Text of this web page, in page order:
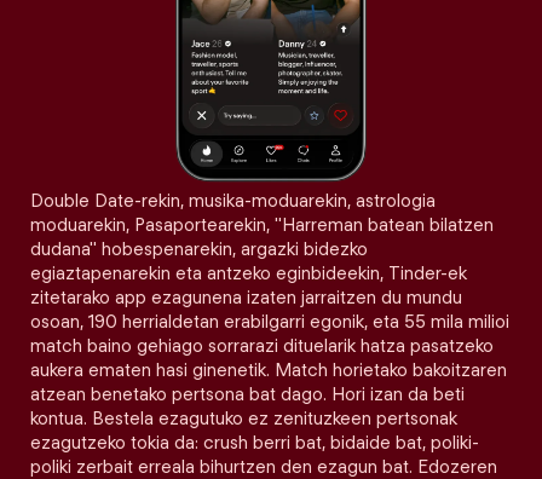
Double Date-rekin, musika-moduarekin, astrologia
moduarekin, Pasaportearekin, "Harreman batean bilatzen
dudana" hobespenarekin, argazki bidezko
egiaztapenarekin eta antzeko eginbideekin, Tinder-ek
zitetarako app ezagunena izaten jarraitzen du mundu
osoan, 190 herrialdetan erabilgarri egonik, eta 55 mila milioi
match baino gehiago sorrarazi dituelarik hatza pasatzeko
aukera ematen hasi ginenetik. Match horietako bakoitzaren
atzean benetako pertsona bat dago. Hori izan da beti
kontua. Bestela ezagutuko ez zenituzkeen pertsonak
ezagutzeko tokia da: crush berri bat, bidaide bat, poliki-
poliki zerbait erreala bihurtzen den ezagun bat. Edozeren